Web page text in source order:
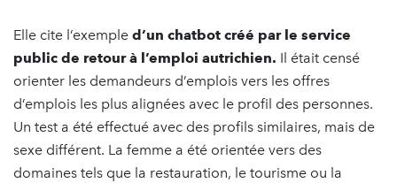
Elle cite l’exemple d’un chatbot créé par le service
public de retour à l’emploi autrichien. Il était censé
orienter les demandeurs d’emplois vers les offres
d’emplois les plus alignées avec le profil des personnes.
Un test a été effectué avec des profils similaires, mais de
sexe différent. La femme a été orientée vers des
domaines tels que la restauration, le tourisme ou la